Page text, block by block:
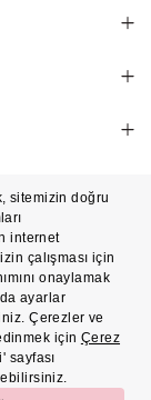
işletilen ticari
İşlem Rehberi